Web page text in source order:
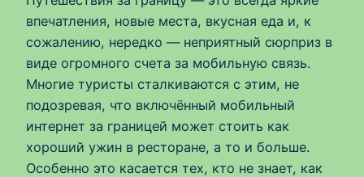
впечатления, новые места, вкусная еда и, к
сожалению, нередко — неприятный сюрприз в
виде огромного счета за мобильную связь.
Многие туристы сталкиваются с этим, не
подозревая, что включённый мобильный
интернет за границей может стоить как
хороший ужин в ресторане, а то и больше.
Особенно это касается тех, кто не знает, как